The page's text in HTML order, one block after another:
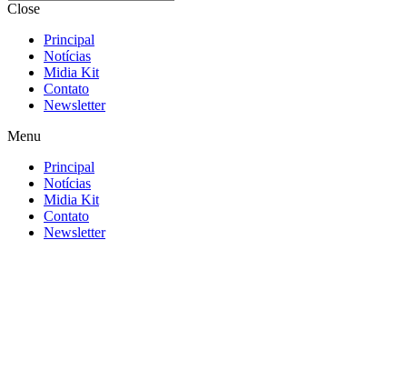
Close
Principal
Notícias
Midia Kit
Contato
Newsletter
Menu
Principal
Notícias
Midia Kit
Contato
Newsletter